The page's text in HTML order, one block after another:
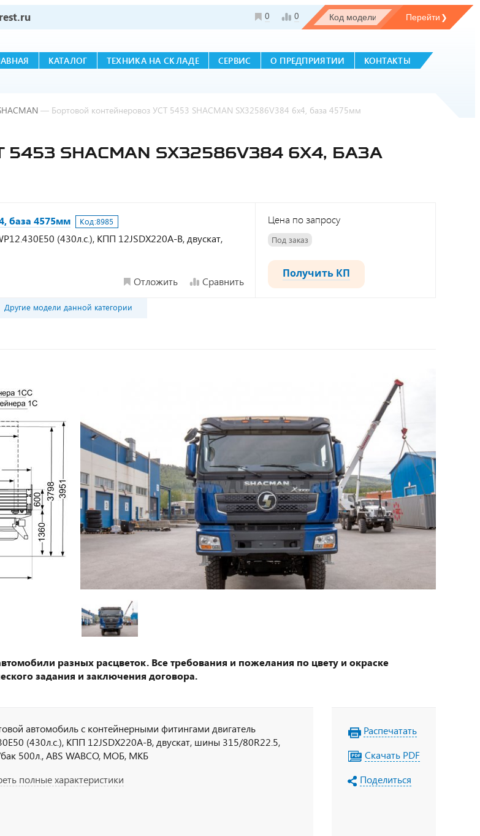
0 0
КАТАЛОГ ТЕХНИКА НА СКЛАДЕ СЕРВИС О ПРЕДПРИЯТИИ КОНТАКТЫ
— Бортовой контейнеровоз УСТ 5453 SHACMAN SX32586V384 6х4, база 4575мм
SHACMAN SX32586V384 6Х4, БАЗА
база 4575мм Код:8985
(430л.с.), КПП 12JSDX220A-B, двускат,
Отложить Сравнить
Цена по запросу
Под заказ
Получить КП
Другие модели данной категории
разных расцветок. Все требования и пожелания по цвету и окраске
задания и заключения договора.
автомобиль с контейнерными фитингами двигатель
(430л.с.), КПП 12JSDX220A-B, двускат, шины 315/80R22.5,
500л., ABS WABCO, МОБ, МКБ
полные характеристики
Распечатать
Скачать PDF
Поделиться